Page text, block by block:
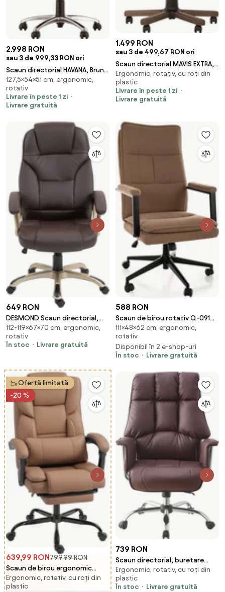
2.998 RON
sau 3 de 999,33 RON ori
Scaun directorial HAVANA, Brun
inchis piele naturala
127,5×54×51 cm, ergonomic,
rotativ
Livrare în peste 1 zi
Livrare gratuită
1.499 RON
sau 3 de 499,67 RON ori
Scaun directorial MAVIS EXTRA,
Negru piele ecologica
Ergonomic, rotativ, cu roți din
plastic
Livrare în peste 1 zi
Livrare gratuită
649 RON
DESMOND Scaun directorial,
recliner, pivotant, inaltime
reglabila, rezistent 150 kg, piele
PU, Maro Inchis
112-119×67×70 cm, ergonomic,
rotativ
În stoc
Livrare gratuită
588 RON
Scaun de birou rotativ Q-091
bej închis 260
111×48×62 cm, ergonomic,
rotativ
Disponibil în 2 e-shop-uri
În stoc
Livrare gratuită
Ofertă limitată
-20 %
639,99 RON799,99 RON
Scaun de birou ergonomic
HOMCOM reclinabil 140° cu
reposapiede și pernă, scaun de
Ergonomic, rotativ, cu roți din
plastic
739 RON
Scaun directorial, buretare
generoasa, functie inclinare,
piele PU, Maro
Ergonomic, rotativ, cu roți din
plastic
În stoc
Livrare gratuită